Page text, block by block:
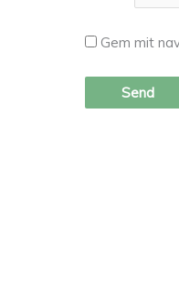
Gem mit